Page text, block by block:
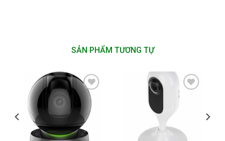
SẢN PHẨM TƯƠNG TỰ
Add to
wishlist
Add to